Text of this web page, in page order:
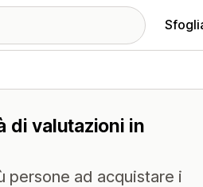
di valutazioni in
persone ad acquistare i